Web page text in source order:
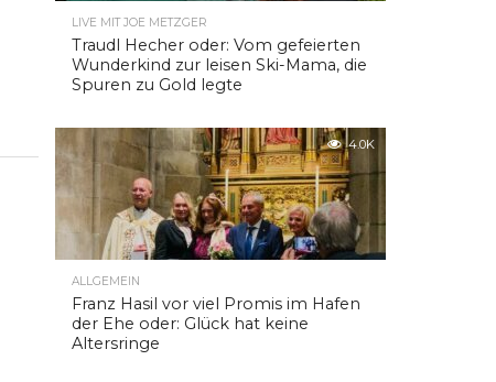
LIVE MIT JOE METZGER
Traudl Hecher oder: Vom gefeierten
Wunderkind zur leisen Ski-Mama, die
Spuren zu Gold legte
4.0K
ALLGEMEIN
Franz Hasil vor viel Promis im Hafen
der Ehe oder: Glück hat keine
Altersringe